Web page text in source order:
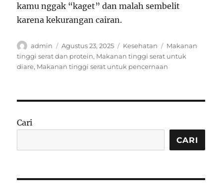
kamu nggak “kaget” dan malah sembelit
karena kekurangan cairan.
Author
admin
Posted
on
Agustus 23, 2025 Categories
Kesehatan Tags
Makanan
tinggi serat dan protein, Makanan tinggi serat untuk
diare, Makanan tinggi serat untuk pencernaan
Cari
CARI